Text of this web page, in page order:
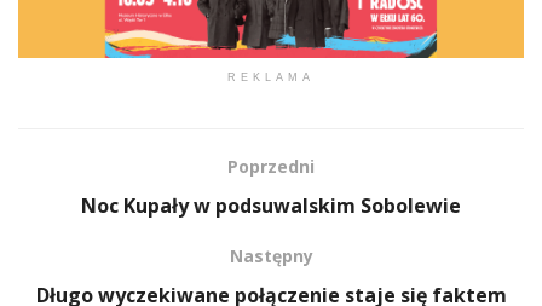
REKLAMA
Poprzedni
Noc Kupały w podsuwalskim Sobolewie
Następny
Długo wyczekiwane połączenie staje się faktem